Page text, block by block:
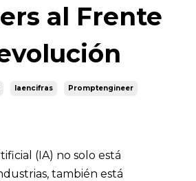
al Frente
Iaencifras Promptengineer
(IA) no solo está
también está